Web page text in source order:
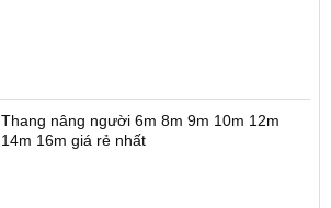
Thang nâng người 6m 8m 9m 10m 12m
14m 16m giá rẻ nhất